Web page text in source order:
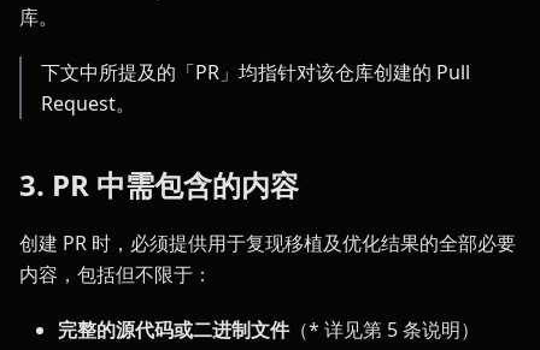
库。
下文中所提及的「PR」均指针对该仓库创建的 Pull
Request。
3. PR 中需包含的内容
创建 PR 时，必须提供用于复现移植及优化结果的全部必要
内容，包括但不限于：
完整的源代码或二进制文件（* 详见第 5 条说明）